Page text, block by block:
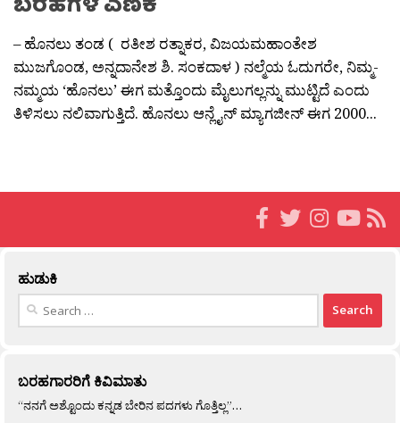
– ಹೊನಲು ತಂಡ ( ರತೀಶ ರತ್ನಾಕರ, ವಿಜಯಮಹಾಂತೇಶ
ಮುಜಗೊಂಡ, ಅನ್ನದಾನೇಶ ಶಿ. ಸಂಕದಾಳ ) ನಲ್ಮೆಯ ಓದುಗರೇ, ನಿಮ್ಮ-
ನಮ್ಮಯ ‘ಹೊನಲು’ ಈಗ ಮತ್ತೊಂದು ಮೈಲುಗಲ್ಲನ್ನು ಮುಟ್ಟಿದೆ ಎಂದು
ತಿಳಿಸಲು ನಲಿವಾಗುತ್ತಿದೆ. ಹೊನಲು ಆನ್ಲೈನ್ ಮ್ಯಾಗಜೀನ್ ಈಗ 2000...
ಹುಡುಕಿ
Search
ಬರಹಗಾರರಿಗೆ ಕಿವಿಮಾತು
“ನನಗೆ ಅಶ್ಟೊಂದು ಕನ್ನಡ ಬೇರಿನ ಪದಗಳು ಗೊತ್ತಿಲ್ಲ”…